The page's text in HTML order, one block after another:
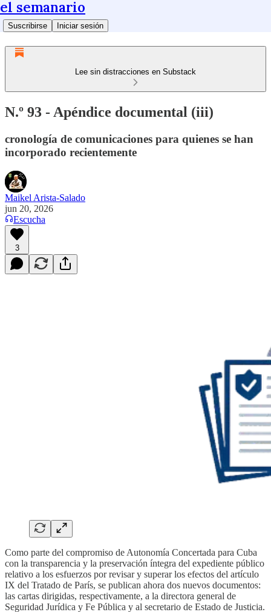
el semanario
Suscribirse Iniciar sesión
Lee sin distracciones en Substack
N.º 93 - Apéndice documental (iii)
cronología de comunicaciones para quienes se han
incorporado recientemente
Maikel Arista-Salado
jun 20, 2026
Escucha
3
Como parte del compromiso de Autonomía Concertada para Cuba
con la transparencia y la preservación íntegra del expediente público
relativo a los esfuerzos por revisar y superar los efectos del artículo
IX del Tratado de París, se publican ahora dos nuevos documentos:
las cartas dirigidas, respectivamente, a la directora general de
Seguridad Jurídica y Fe Pública y al secretario de Estado de Justicia.